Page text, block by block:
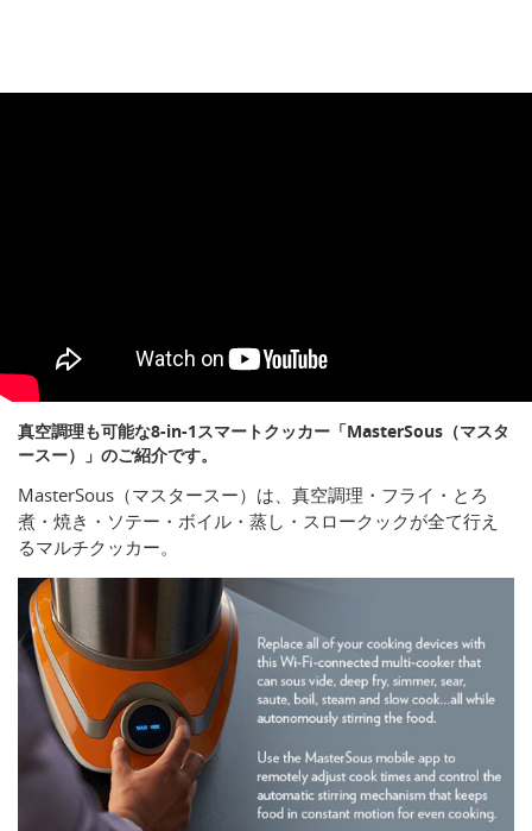
真空調理も可能な8-in-1スマートクッカー「MasterSous（マスタ
ースー）」のご紹介です。
MasterSous（マスタースー）は、真空調理・フライ・とろ
煮・焼き・ソテー・ボイル・蒸し・スロークックが全て行え
るマルチクッカー。